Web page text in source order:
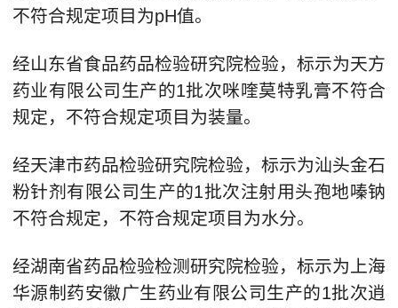
不符合规定项目为pH值。
经山东省食品药品检验研究院检验，标示为天方
药业有限公司生产的1批次咪喹莫特乳膏不符合
规定，不符合规定项目为装量。
经天津市药品检验研究院检验，标示为汕头金石
粉针剂有限公司生产的1批次注射用头孢地嗪钠
不符合规定，不符合规定项目为水分。
经湖南省药品检验检测研究院检验，标示为上海
华源制药安徽广生药业有限公司生产的1批次逍